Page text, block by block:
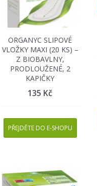
ORGANYC SLIPOVÉ
VLOŽKY MAXI (20 KS) –
Z BIOBAVLNY,
PRODLOUŽENÉ, 2
KAPIČKY
135 Kč
PŘEJDĚTE DO E-SHOPU